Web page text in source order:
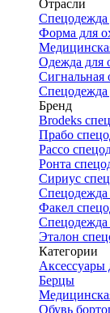
Отрасли
Спецодежда
Форма для
Одежда для
Сигнальная
Бренд
Brodeks
Прабо
Рассо
Ронта
Сириус
Спецодежда
Факел
Эталон
Категории
Аксессуары
Берцы
Обувь